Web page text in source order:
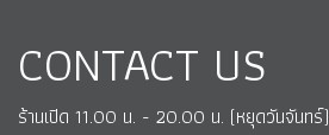
CONTACT US
ร้านเปิด 11.00 น. - 20.00 น. (หยุดวันจันทร์)